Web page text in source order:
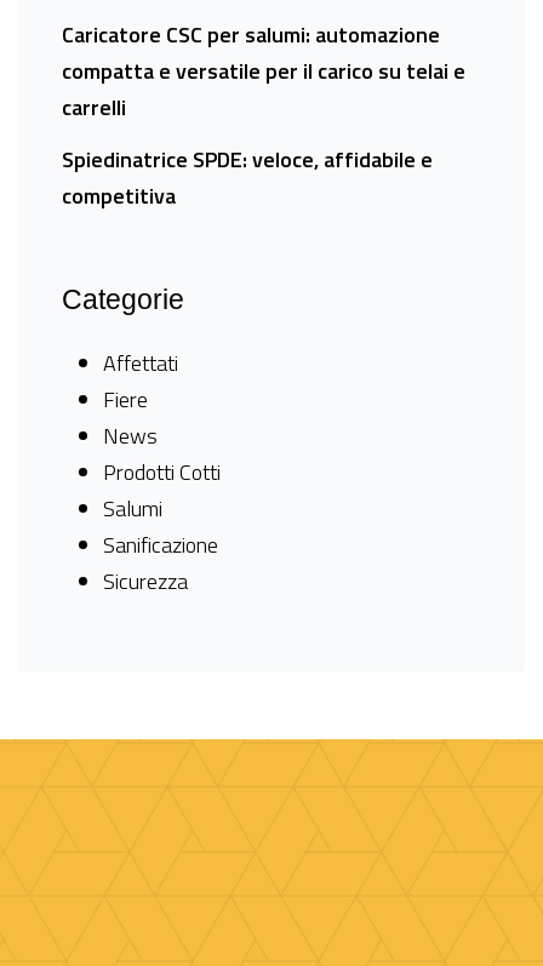
Caricatore CSC per salumi: automazione
compatta e versatile per il carico su telai e
carrelli
Spiedinatrice SPDE: veloce, affidabile e
competitiva
Categorie
Affettati
Fiere
News
Prodotti Cotti
Salumi
Sanificazione
Sicurezza